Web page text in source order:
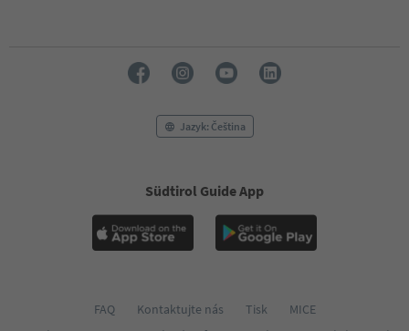
Jazyk: Čeština
Südtirol Guide App
FAQ Kontaktujte nás Tisk
MICE